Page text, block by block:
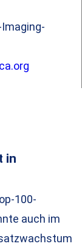
in
100-
auch im